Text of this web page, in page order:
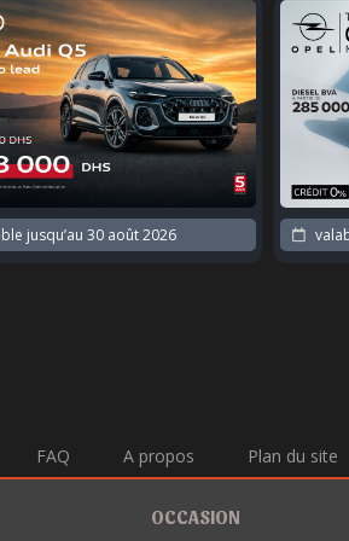
valable jusqu’au05 septembre 2026
FAQ A propos Plan du site
OCCASION